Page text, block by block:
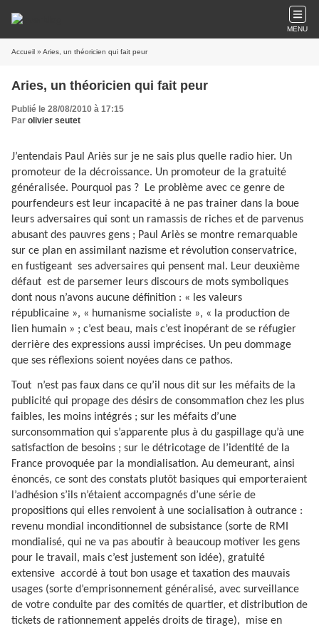
MENU
Accueil » Aries, un théoricien qui fait peur
Aries, un théoricien qui fait peur
Publié le 28/08/2010 à 17:15
Par olivier seutet
J’entendais Paul Ariès sur je ne sais plus quelle radio hier. Un
promoteur de la décroissance. Un promoteur de la gratuité
généralisée. Pourquoi pas ?
Le problème avec ce genre de
pourfendeurs est leur incapacité à ne pas trainer dans la boue
leurs adversaires qui sont un ramassis de riches et de parvenus
abusant des pauvres gens ; Paul Ariès se montre remarquable
sur ce plan en assimilant nazisme et révolution conservatrice,
en fustigeant ses adversaires qui pensent mal. Leur deuxième
défaut est de parsemer leurs discours de mots symboliques
dont nous n’avons aucune définition : « les valeurs
républicaine », « humanisme socialiste », « la production de
lien humain » ; c’est beau, mais c’est inopérant de se réfugier
derrière des expressions aussi imprécises. Un peu dommage
que ses réflexions soient noyées dans ce pathos.
Tout n’est pas faux dans ce qu’il nous dit sur les méfaits de la
publicité qui propage des désirs de consommation chez les plus
faibles, les moins intégrés ; sur les méfaits d’une
surconsommation qui s’apparente plus à du gaspillage qu’à une
satisfaction de besoins ; sur le détricotage de l’identité de la
France provoquée par la mondialisation. Au demeurant, ainsi
énoncés, ce sont des constats plutôt basiques qui emporteraient
l’adhésion s’ils n’étaient accompagnés d’une série de
propositions qui elles renvoient à une socialisation à outrance :
revenu mondial inconditionnel de subsistance (sorte de RMI
mondialisé, qui ne va pas aboutir à beaucoup motiver les gens
pour le travail, mais c’est justement son idée), gratuité
extensive accordé à tout bon usage et taxation des mauvais
usages (sorte d’emprisonnement généralisé, avec surveillance
de votre conduite par des comités de quartier, et distribution de
tickets de rationnement appelés droits de tirage),
mise en